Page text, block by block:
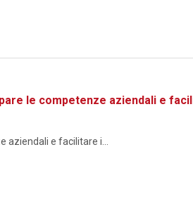
le competenze aziendali e
aziendali e facilitare i...